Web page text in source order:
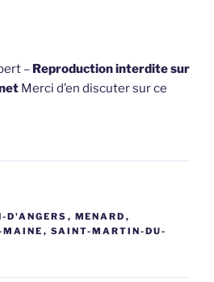
– Reproduction interdite sur
Merci d’en discuter sur ce
D'ANGERS , MENARD ,
MAINE , SAINT-MARTIN-DU-